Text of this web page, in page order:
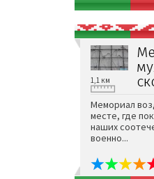
1,1 км
Мемориал
месте, где
наших
военно...